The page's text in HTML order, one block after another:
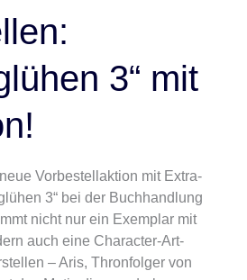
3“ mit
Vorbestellaktion mit Extra-
3“ bei der Buchhandlung
nicht nur ein Exemplar mit
auch eine Character-Art-
– Aris, Thronfolger von